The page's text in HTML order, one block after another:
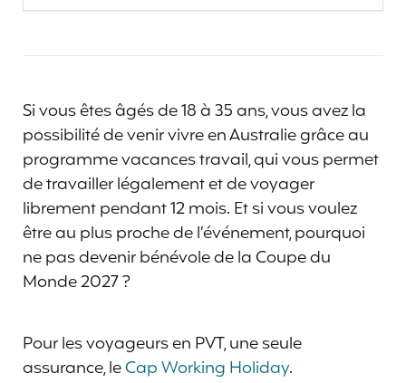
Si vous êtes âgés de 18 à 35 ans, vous avez la
possibilité de venir vivre en Australie grâce au
programme vacances travail, qui vous permet
de travailler légalement et de voyager
librement pendant 12 mois. Et si vous voulez
être au plus proche de l’événement, pourquoi
ne pas devenir bénévole de la Coupe du
Monde 2027 ?
Pour les voyageurs en PVT, une seule
assurance, leCap Working Holiday.